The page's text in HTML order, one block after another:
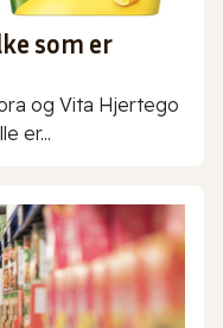
som er
og Vita Hjertego
er...